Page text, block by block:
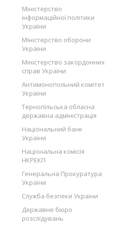
Міністерство
інформаційної політики
України
Міністерство оборони
України
Міністерство закордонних
справ України
Антимонопольний комітет
України
Тернопільська обласна
державна адміністрація
Національний банк
України
Національна комісія
НКРЕКП
Генеральна Прокуратура
України
Служба безпеки України
Державне бюро
розслідувань